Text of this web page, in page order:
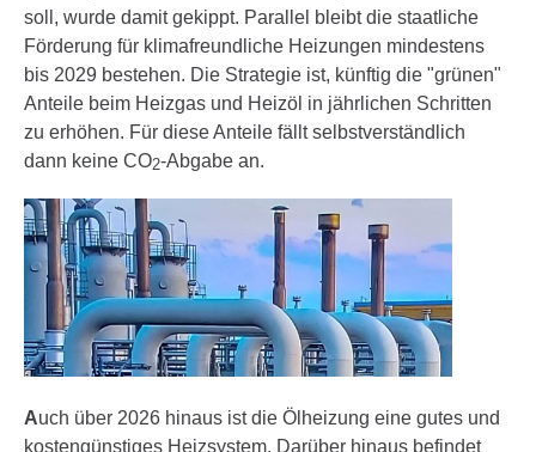
soll, wurde damit gekippt. Parallel bleibt die staat­liche
Förderung für klima­freund­liche Heizungen mindes­tens
bis 2029 bestehen. Die Strategie ist, künftig die "grünen"
Anteile beim Heizgas und Heizöl in jähr­li­chen Schritten
zu erhöhen. Für diese Anteile fällt selbst­ver­ständ­lich
dann keine CO2-Abgabe an.
Auch über 2026 hinaus ist die Ölheizung eine gutes und
kosten­güns­tiges Heiz­system. Darüber hinaus befindet